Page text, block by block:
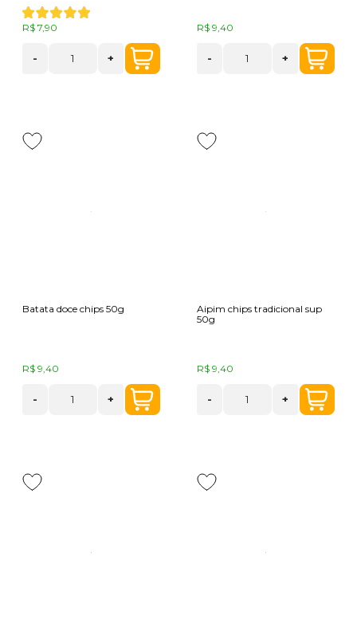
R$ 7,90
- +
R$ 9,40
- +
Batata doce chips 50g
R$ 9,40
- +
Aipim chips tradicional sup
50g
R$ 9,40
- +